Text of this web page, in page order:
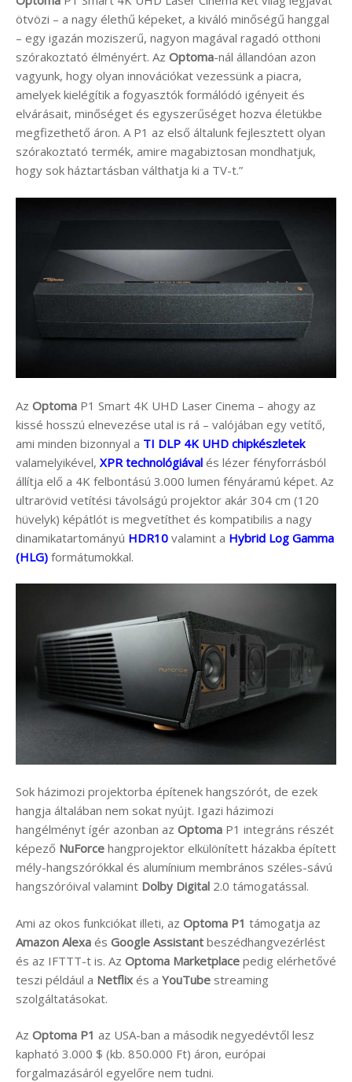
ötvözi – a nagy élethű képeket, a kiváló minőségű hanggal
– egy igazán moziszerű, nagyon magával ragadó otthoni
szórakoztató élményért. Az Optoma-nál állandóan azon
vagyunk, hogy olyan innovációkat vezessünk a piacra,
amelyek kielégítik a fogyasztók formálódó igényeit és
elvárásait, minőséget és egyszerűséget hozva életükbe
megfizethető áron. A P1 az első általunk fejlesztett olyan
szórakoztató termék, amire magabiztosan mondhatjuk,
hogy sok háztartásban válthatja ki a TV-t.”
Az Optoma P1 Smart 4K UHD Laser Cinema – ahogy az
kissé hosszú elnevezése utal is rá – valójában egy vetítő,
ami minden bizonnyal a TI DLP 4K UHD chipkészletek
valamelyikével, XPR technológiával és lézer fényforrásból
állítja elő a 4K felbontású 3.000 lumen fényáramú képet. Az
ultrarövid vetítési távolságú projektor akár 304 cm (120
hüvelyk) képátlót is megvetíthet és kompatibilis a nagy
dinamikatartományú HDR10 valamint a Hybrid Log Gamma
(HLG) formátumokkal.
Sok házimozi projektorba építenek hangszórót, de ezek
hangja általában nem sokat nyújt. Igazi házimozi
hangélményt ígér azonban az Optoma P1 integráns részét
képező NuForce hangprojektor elkülönített házakba épített
mély-hangszórókkal és alumínium membrános széles-sávú
hangszóróival valamint Dolby Digital 2.0 támogatással.
Ami az okos funkciókat illeti, az Optoma P1 támogatja az
Amazon Alexa és Google Assistant beszédhangvezérlést
és az IFTTT-t is. Az Optoma Marketplace pedig elérhetővé
teszi például a Netflix és a YouTube streaming
szolgáltatásokat.
Az Optoma P1 az USA-ban a második negyedévtől lesz
kapható 3.000 $ (kb. 850.000 Ft) áron, európai
forgalmazásáról egyelőre nem tudni.